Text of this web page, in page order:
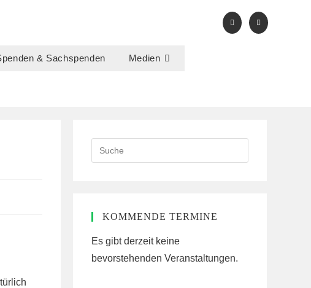
& Sachspenden Medien
this
KOMMENDE TERMINE
Es gibt derzeit keine
bevorstehenden Veranstaltungen.